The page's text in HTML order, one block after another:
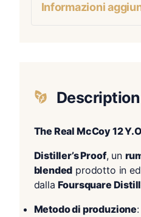
Informazioni
Description
The Real McCoy 12
Distiller’s Proof, un
blended prodotto in
dallaFoursquare
Metodo di produzione